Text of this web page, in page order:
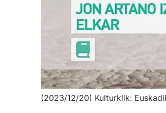
(2023/12/20) Kulturklik: